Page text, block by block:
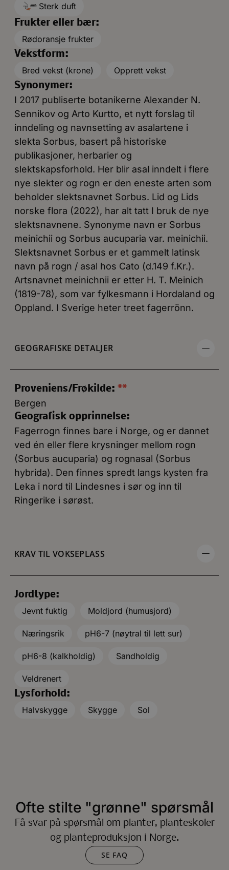
Sterk duft
Frukter eller bær:
Rødoransje frukter
Vekstform:
Bred vekst (krone)
Opprett vekst
Synonymer:
I 2017 publiserte botanikerne Alexander N.
Sennikov og Arto Kurtto, et nytt forslag til
inndeling og navnsetting av asalartene i
slekta Sorbus, basert på historiske
publikasjoner, herbarier og
slektskapsforhold. Her blir asal inndelt i flere
nye slekter og rogn er den eneste arten som
beholder slektsnavnet Sorbus. Lid og Lids
norske flora (2022), har alt tatt I bruk de nye
slektsnavnene. Synonyme navn er Sorbus
meinichii og Sorbus aucuparia var. meinichii.
Slektsnavnet Sorbus er et gammelt latinsk
navn på rogn / asal hos Cato (d.149 f.Kr.).
Artsnavnet meinichnii er etter H. T. Meinich
(1819-78), som var fylkesmann i Hordaland og
Oppland. I Sverige heter treet fagerrönn.
GEOGRAFISKE DETALJER
Proveniens/Frøkilde: **
Bergen
Geografisk opprinnelse:
Fagerrogn finnes bare i Norge, og er dannet
ved én eller flere krysninger mellom rogn
(Sorbus aucuparia) og rognasal (Sorbus
hybrida). Den finnes spredt langs kysten fra
Leka i nord til Lindesnes i sør og inn til
Ringerike i sørøst.
KRAV TIL VOKSEPLASS
Jordtype:
Jevnt fuktig
Moldjord (humusjord)
Næringsrik pH6-7 (nøytral til lett sur)
pH6-8 (kalkholdig) Sandholdig
Veldrenert
Lysforhold:
Halvskygge
Skygge Sol
Ofte stilte "grønne" spørsmål
Få svar på spørsmål om planter, planteskoler
og planteproduksjon i Norge.
SE FAQ